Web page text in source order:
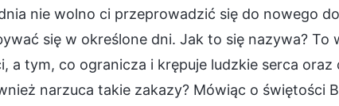
nie wolno ci przeprowadzić się do nowego
się w określone dni. Jak to się nazywa? To
a tym, co ogranicza i krępuje ludzkie serca oraz
narzuca takie zakazy? Mówiąc o świętości